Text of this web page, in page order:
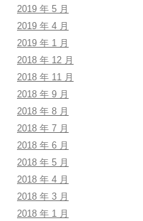
2019 年 5 月
2019 年 4 月
2019 年 1 月
2018 年 12 月
2018 年 11 月
2018 年 9 月
2018 年 8 月
2018 年 7 月
2018 年 6 月
2018 年 5 月
2018 年 4 月
2018 年 3 月
2018 年 1 月